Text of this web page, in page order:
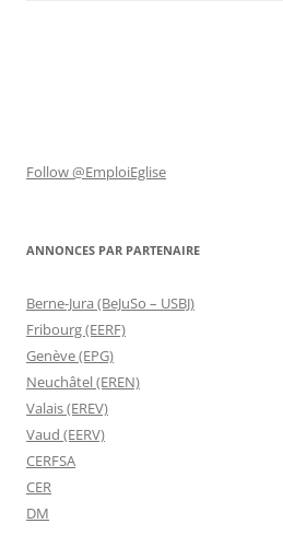
Follow @EmploiEglise
ANNONCES PAR PARTENAIRE
Berne-Jura (BeJuSo – USBJ)
Fribourg (EERF)
Genève (EPG)
Neuchâtel (EREN)
Valais (EREV)
Vaud (EERV)
CERFSA
CER
DM